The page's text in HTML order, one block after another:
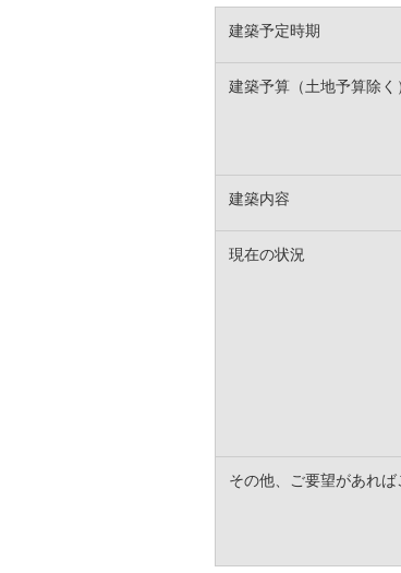
建築予定時期
建築予算（土地予算除く
建築内容
現在の状況
その他、ご要望があれば